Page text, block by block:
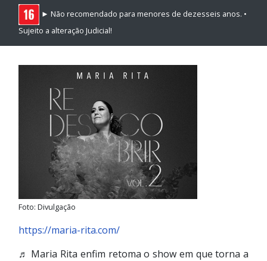
► Não recomendado para menores de dezesseis anos. •
Sujeito a alteração Judicial!
Foto: Divulgação
https://maria-rita.com/
♬ Maria Rita enfim retoma o show em que torna a